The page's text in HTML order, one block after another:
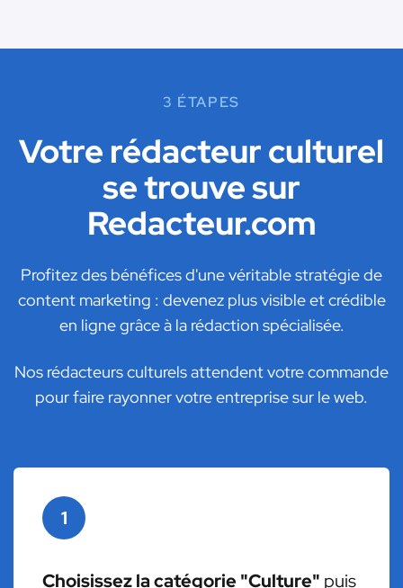
3 ÉTAPES
Votre rédacteur culturel
se trouve sur
Redacteur.com
Profitez des bénéfices d'une véritable stratégie de
content marketing : devenez plus visible et crédible
en ligne grâce à la rédaction spécialisée.
Nos rédacteurs culturels attendent votre commande
pour faire rayonner votre entreprise sur le web.
1
Choisissez la catégorie "Culture" puis